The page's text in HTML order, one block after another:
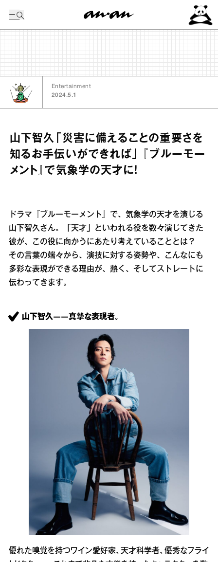
Entertainment
2024.5.1
山下智久「災害に備えることの重要さを
知るお手伝いができれば」 『ブルーモー
メント』で気象学の天才に！
ドラマ『ブルーモーメント』で、気象学の天才を演じる
山下智久さん。「天才」といわれる役を数々演じてきた
彼が、この役に向かうにあたり考えていることとは？
その言葉の端々から、演技に対する姿勢や、こんなにも
多彩な表現ができる理由が、熱く、そしてストレートに
伝わってきます。
山下智久――真摯な表現者。
優れた嗅覚を持つワイン愛好家、天才科学者、優秀なフライ